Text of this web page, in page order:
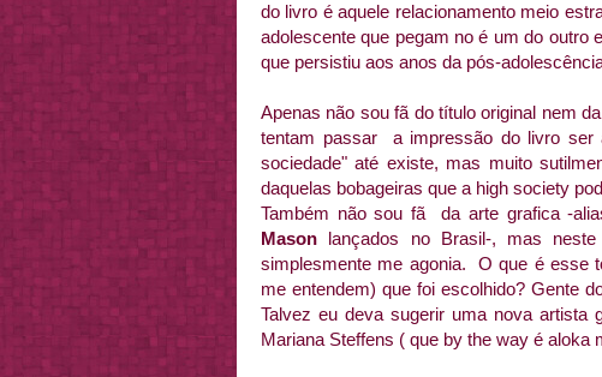
do livro é aquele relacionamento meio
adolescente que pegam no é um do outro
que persistiu aos anos da pós-
Apenas não sou fã do título original nem
tentam passar a impressão do livro
sociedade" até existe, mas muito
daquelas bobageiras que a high society
Também não sou fã da arte grafica -
Mason lançados no Brasil-, mas
simplesmente me agonia. O que é esse
me entendem) que foi escolhido? Gente
Talvez eu deva sugerir uma nova artista
Mariana Steffens ( que by the way é aloka